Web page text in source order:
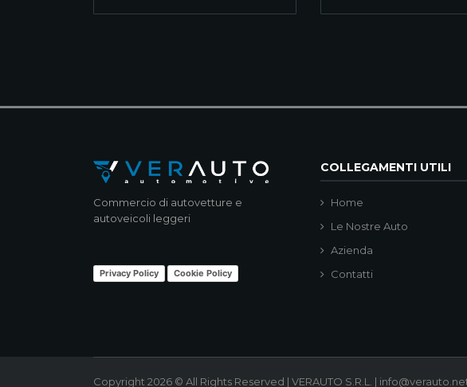
Commercio di autovetture e
autoveicoli leggeri
Privacy Policy Cookie Policy
COLLEGAMENTI UTILI
Home
Le Nostre Auto
Azienda
Contatti
Copyright 2026 © All Rights Reserved | VERAUTO S.R.L. |